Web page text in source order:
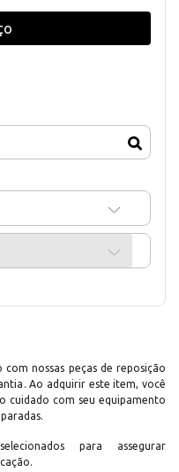
nossas peças de reposição
Ao adquirir este item, você
cuidado com seu equipamento
para assegurar